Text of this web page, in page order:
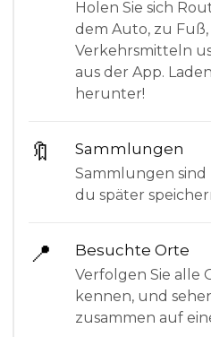
Holen Sie sich
dem Auto, zu
Verkehrsmitteln
aus der App.
herunter!
🔖 Sammlungen
Sammlungen sind
du später
📍 Besuchte Orte
Verfolgen Sie alle
kennen, und
zusammen auf